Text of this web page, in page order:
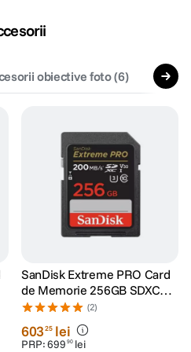
obiective foto(6)
SanDisk Extreme PRO Card
de Memorie 256GB SDXC
UHS-I C10 U3 V30 + 2 Ani
RescuePRO Deluxe
(2)
60325 lei
PRP:699 90 lei